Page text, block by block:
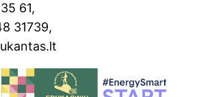
61,
31739,